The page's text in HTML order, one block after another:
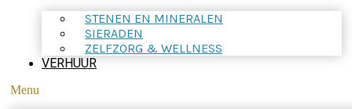
STENEN EN MINERALEN
SIERADEN
ZELFZORG & WELLNESS
VERHUUR
Menu